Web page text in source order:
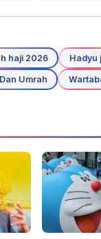
haji 2026 Hadyu
Umrah